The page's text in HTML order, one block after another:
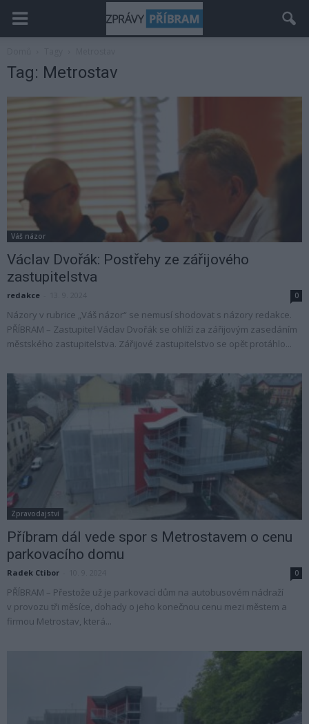
Tag: Metrostav
Váš názor
Václav Dvořák: Postřehy ze zářijového
zastupitelstva
redakce 0
Názory v rubrice „Váš názor“ se nemusí shodovat s názory redakce.
PŘÍBRAM – Zastupitel Václav Dvořák se ohlíží za zářijovým zasedáním
městského zastupitelstva. Zářijové zastupitelstvo se opět protáhlo...
Zpravodajství
Příbram dál vede spor s Metrostavem o cenu
parkovacího domu
Radek Ctibor 0
PŘÍBRAM – Přestože už je parkovací dům na autobusovém nádraží
v provozu tři měsíce, dohady o jeho konečnou cenu mezi městem a
firmou Metrostav, která...